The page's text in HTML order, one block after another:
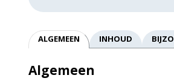
ALGEMEEN INHOUD
Algemeen